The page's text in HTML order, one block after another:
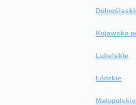
Kujawsko
Lubelskie
Łódzkie
Małopolskie